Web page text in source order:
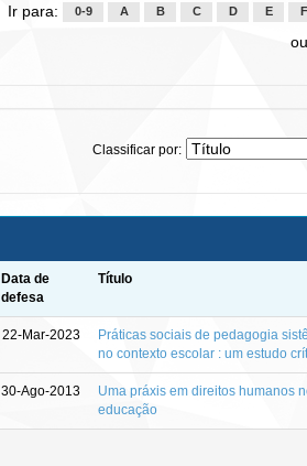
Ir para: 0-9 A B C D E F
Classificar por:
Data de
defesa
Título
22-Mar-2023
Práticas sociais de pedagogia
no contexto escolar : um estudo
30-Ago-2013
Uma práxis em direitos humanos
educação